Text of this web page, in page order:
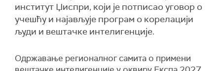
институт Џиспри, који је потписао уговор о
учешћу и најављује програм о корелацији
људи и вештачке интелигенције.
Одржавање регионалног самита о примени